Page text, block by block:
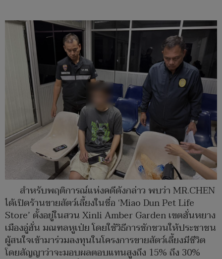
สำหรับพฤติการณ์แห่งคดีดังกล่าว พบว่า MR.CHEN
ได้เปิดร้านขายสัตว์เลี้ยงในชื่อ ‘Miao Dun Pet Life
Store’ ตั้งอยู่ในสวน Xinli Amber Garden เขตฮั่นหยาง
เมืองอู่ฮั่น มณฑลหูเป่ย โดยใช้วิธีการชักชวนให้ประชาชน
ผู้สนใจเข้ามาร่วมลงทุนในโครงการขายสัตว์เลี้ยงมีชีวิต
โดยสัญญาว่าจะมอบผลตอบแทนสูงถึง 15% ถึง 30%